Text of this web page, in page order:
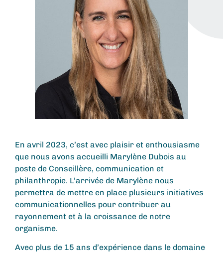
En avril 2023, c’est avec plaisir et enthousiasme
que nous avons accueilli Marylène Dubois au
poste de Conseillère, communication et
philanthropie. L’arrivée de Marylène nous
permettra de mettre en place plusieurs initiatives
communicationnelles pour contribuer au
rayonnement et à la croissance de notre
organisme.
Avec plus de 15 ans d’expérience dans le domaine